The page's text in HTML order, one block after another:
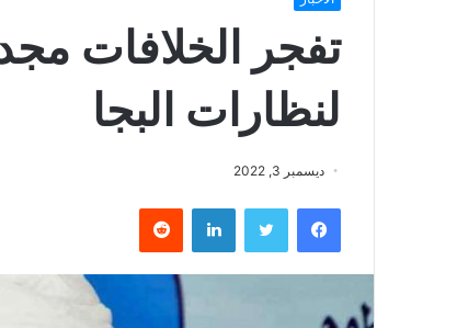
تفجر الخلافات
لنظارات البجا
ديسمبر 3, 2022
فيسبوك تويتر لينكدإن